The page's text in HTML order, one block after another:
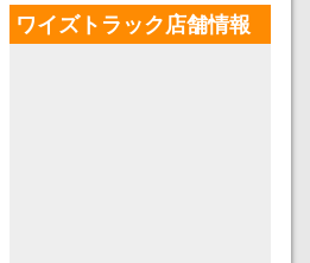
ワイズトラック店舗情報